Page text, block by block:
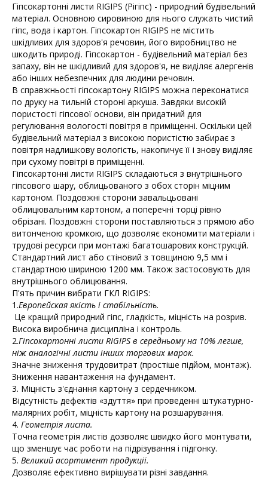
Гіпсокартонні листи RIGIPS (Рігіпс) - природний будівельний
матеріал. Основною сировиною для нього служать чистий
гіпс, вода і картон. Гіпсокартон RIGIPS не містить
шкідливих для здоров'я речовин, його виробництво не
шкодить природі. Гіпсокартон - будівельний матеріал без
запаху, він не шкідливий для здоров'я, не виділяє алергенів
або інших небезпечних для людини речовин.
В справжньості гіпсокартону RIGIPS можна переконатися
по друку на тильній стороні аркуша. Завдяки високій
пористості гіпсової основи, він придатний для
регулювання вологості повітря в приміщенні. Оскільки цей
будівельний матеріал з високою пористістю забирає з
повітря надлишкову вологість, накопичує її і знову виділяє
при сухому повітрі в приміщенні.
Гіпсокартонні листи RIGIPS складаються з внутрішнього
гіпсового шару, облицьованого з обох сторін міцним
картоном. Поздовжні сторони завальцьовані
облицювальним картоном, а поперечні торці рівно
обрізані. Поздовжні сторони поставляються з прямою або
витонченою кромкою, що дозволяє економити матеріали і
трудові ресурси при монтажі багатошарових конструкцій.
Стандартний лист або стіновий з товщиною 9,5 мм і
стандартною шириною 1200 мм. Також застосовують для
внутрішнього облицювання.
П'ять причин вибрати ГКЛ RIGIPS:
1.Европейская якість і стабільність.
Це кращий природний гіпс, гладкість, міцність на розрив.
Висока виробнича дисципліна і контроль.
2.Гіпсокартонні листи RIGIPS в середньому на 10% легше,
ніж аналогічні листи інших торгових марок.
Значне зниження трудовитрат (простіше підйом, монтаж).
Зниження навантаження на фундамент.
3. Міцність з'єднання картону з сердечником.
Відсутність дефектів «здуття» при проведенні штукатурно-
малярних робіт, міцність картону на розшарування.
4. Геометрія листа.
Точна геометрія листів дозволяє швидко його монтувати,
що зменшує час роботи на підрізування і підгонку.
5. Великий асортимент продукції.
Дозволяє ефективно вирішувати різні завдання.